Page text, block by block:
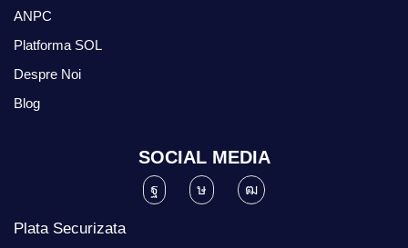
ANPC
Platforma SOL
Despre Noi
Blog
SOCIAL MEDIA
Plata Securizata